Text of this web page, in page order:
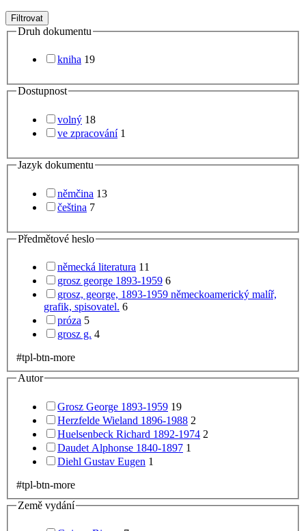
Filtrovat
Druh dokumentu
kniha 19
Dostupnost
volný 18
ve zpracování 1
Jazyk dokumentu
němčina 13
čeština 7
Předmětové heslo
německá literatura 11
grosz george 1893-1959 6
grosz, george, 1893-1959 německoamerický malíř,
grafik, spisovatel. 6
próza 5
grosz g. 4
#tpl-btn-more
Autor
Grosz George 1893-1959 19
Herzfelde Wieland 1896-1988 2
Huelsenbeck Richard 1892-1974 2
Daudet Alphonse 1840-1897 1
Diehl Gustav Eugen 1
#tpl-btn-more
Země vydání